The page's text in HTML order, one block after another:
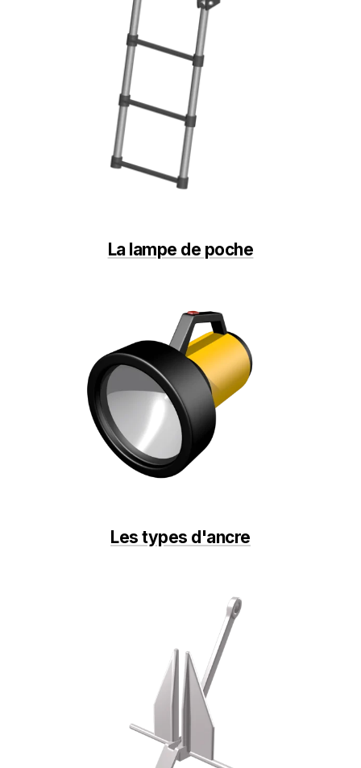
La lampe de poche
Les types d'ancre